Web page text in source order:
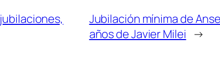
Jubilación mínima de
años de Javier Milei →